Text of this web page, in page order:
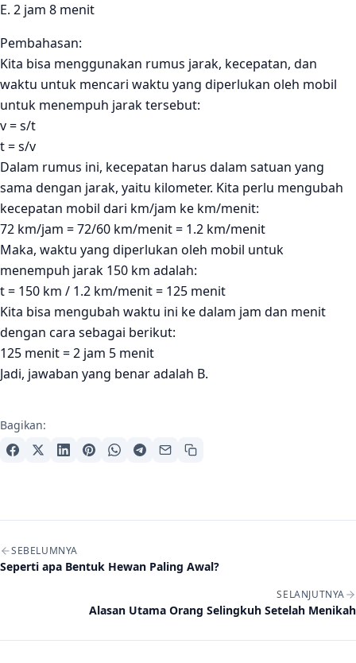
E. 2 jam 8 menit
Pembahasan:
Kita bisa menggunakan rumus jarak, kecepatan, dan
waktu untuk mencari waktu yang diperlukan oleh mobil
untuk menempuh jarak tersebut:
v = s/t
t = s/v
Dalam rumus ini, kecepatan harus dalam satuan yang
sama dengan jarak, yaitu kilometer. Kita perlu mengubah
kecepatan mobil dari km/jam ke km/menit:
72 km/jam = 72/60 km/menit = 1.2 km/menit
Maka, waktu yang diperlukan oleh mobil untuk
menempuh jarak 150 km adalah:
t = 150 km / 1.2 km/menit = 125 menit
Kita bisa mengubah waktu ini ke dalam jam dan menit
dengan cara sebagai berikut:
125 menit = 2 jam 5 menit
Jadi, jawaban yang benar adalah B.
Bagikan:
Navigasi artikel
SEBELUMNYA
Seperti apa Bentuk Hewan Paling Awal?
SELANJUTNYA
Alasan Utama Orang Selingkuh Setelah Menikah